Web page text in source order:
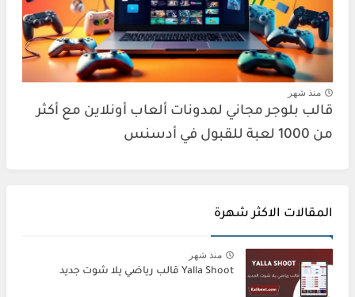
منذ شهر
قالب بلوجر مجاني لمدونات ألعاب أونلاين مع أكثر
من 1000 لعبة للقبول في أدسنس
المقالات الاكثر شهرة
منذ شهر
Yalla Shoot قالب رياضي يلا شوت جديد